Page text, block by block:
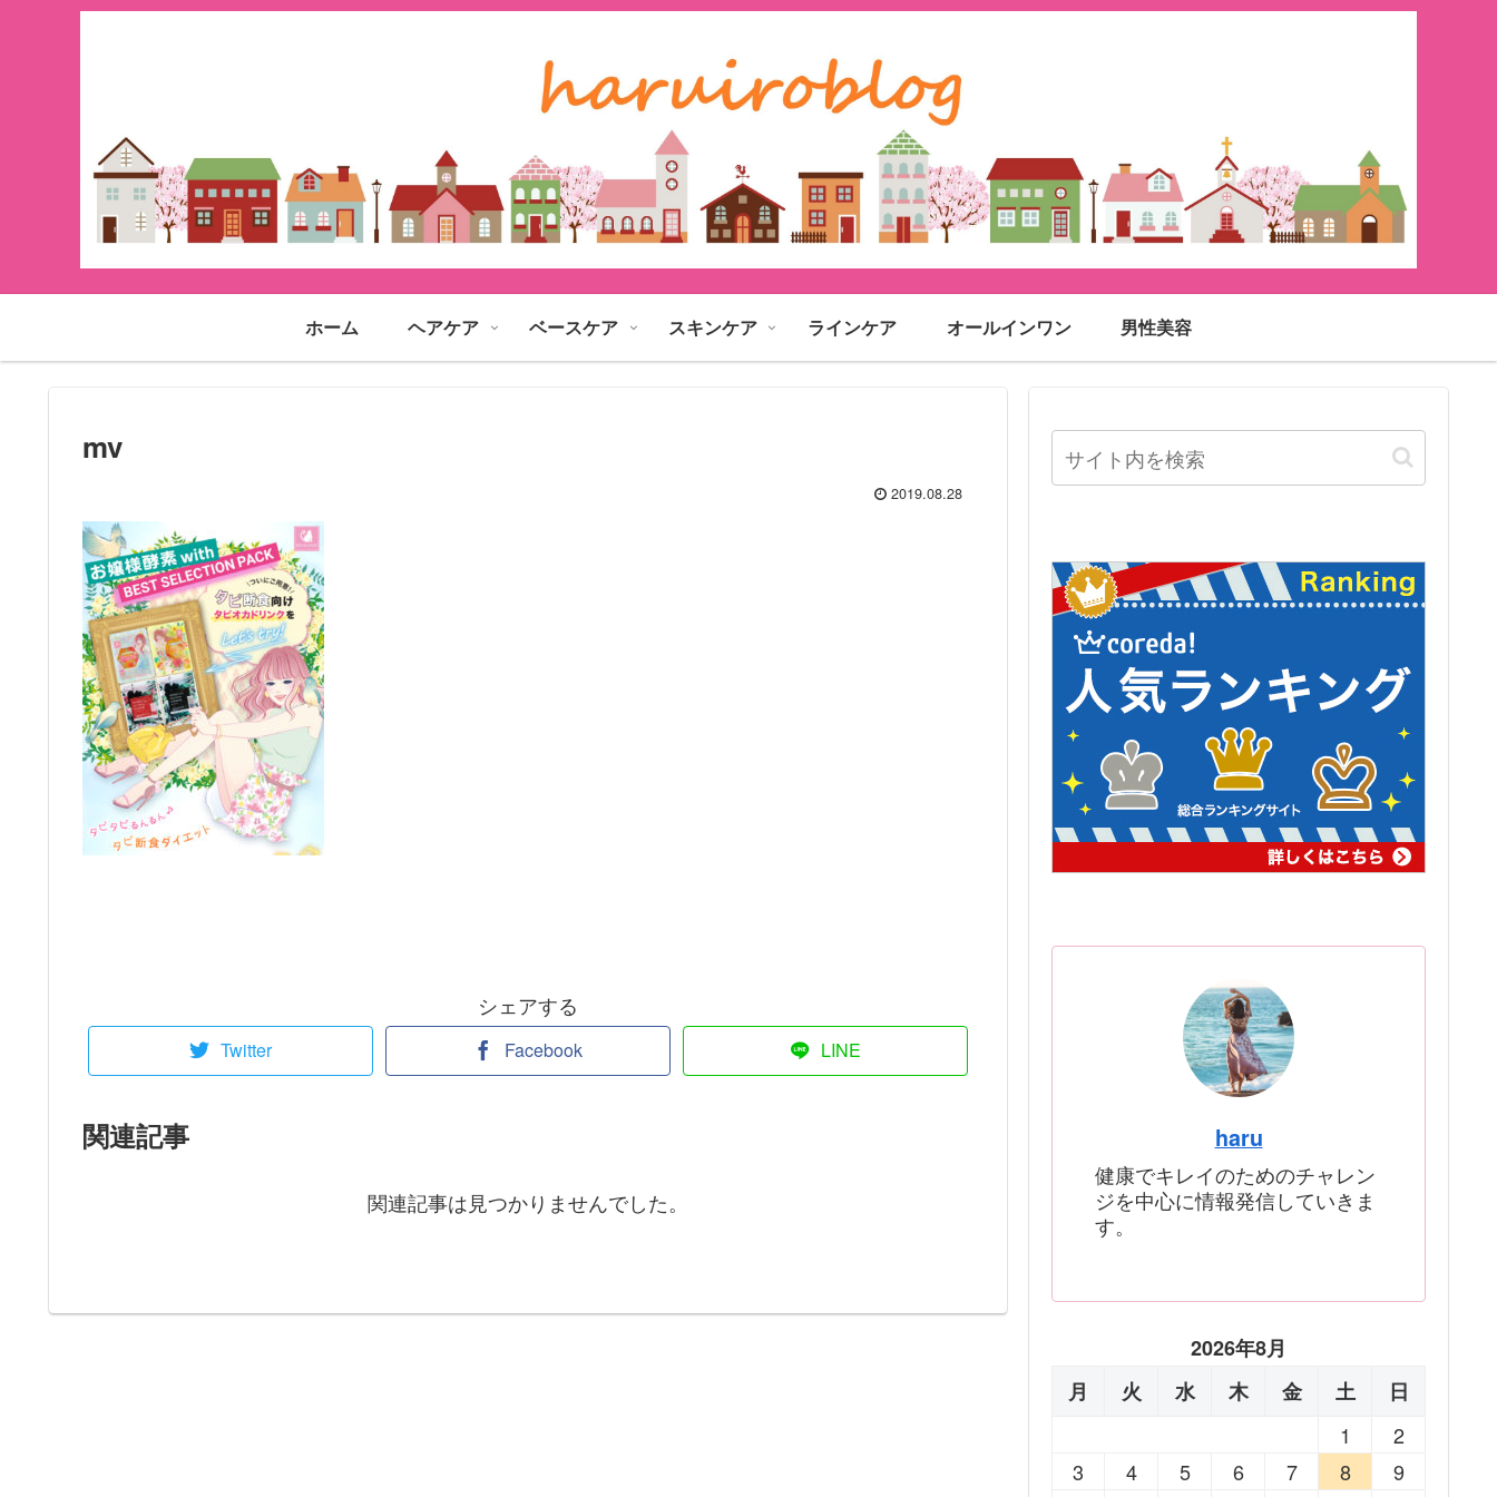
ホーム ヘアケア ベースケア スキンケア ラインケア オールインワン 男性美容
mv
2019.08.28
シェアする
Twitter Facebook LINE
関連記事
関連記事は見つかりませんでした。
haru
健康でキレイのためのチャレン
ジを中心に情報発信していきま
す。
2026年8月
月
火 水 木 金 土
日
1
2
3
4 5 6 7 8
9